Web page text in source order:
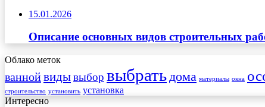
15.01.2026
Описание основных видов строительных
Облако меток
ваннойвидывыбор выбратьдома материалы окна
строительство установить установка
Интересно